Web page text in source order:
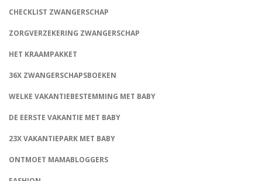
CHECKLIST ZWANGERSCHAP
ZORGVERZEKERING ZWANGERSCHAP
HET KRAAMPAKKET
36X ZWANGERSCHAPSBOEKEN
WELKE VAKANTIEBESTEMMING MET BABY
DE EERSTE VAKANTIE MET BABY
23X VAKANTIEPARK MET BABY
ONTMOET MAMABLOGGERS